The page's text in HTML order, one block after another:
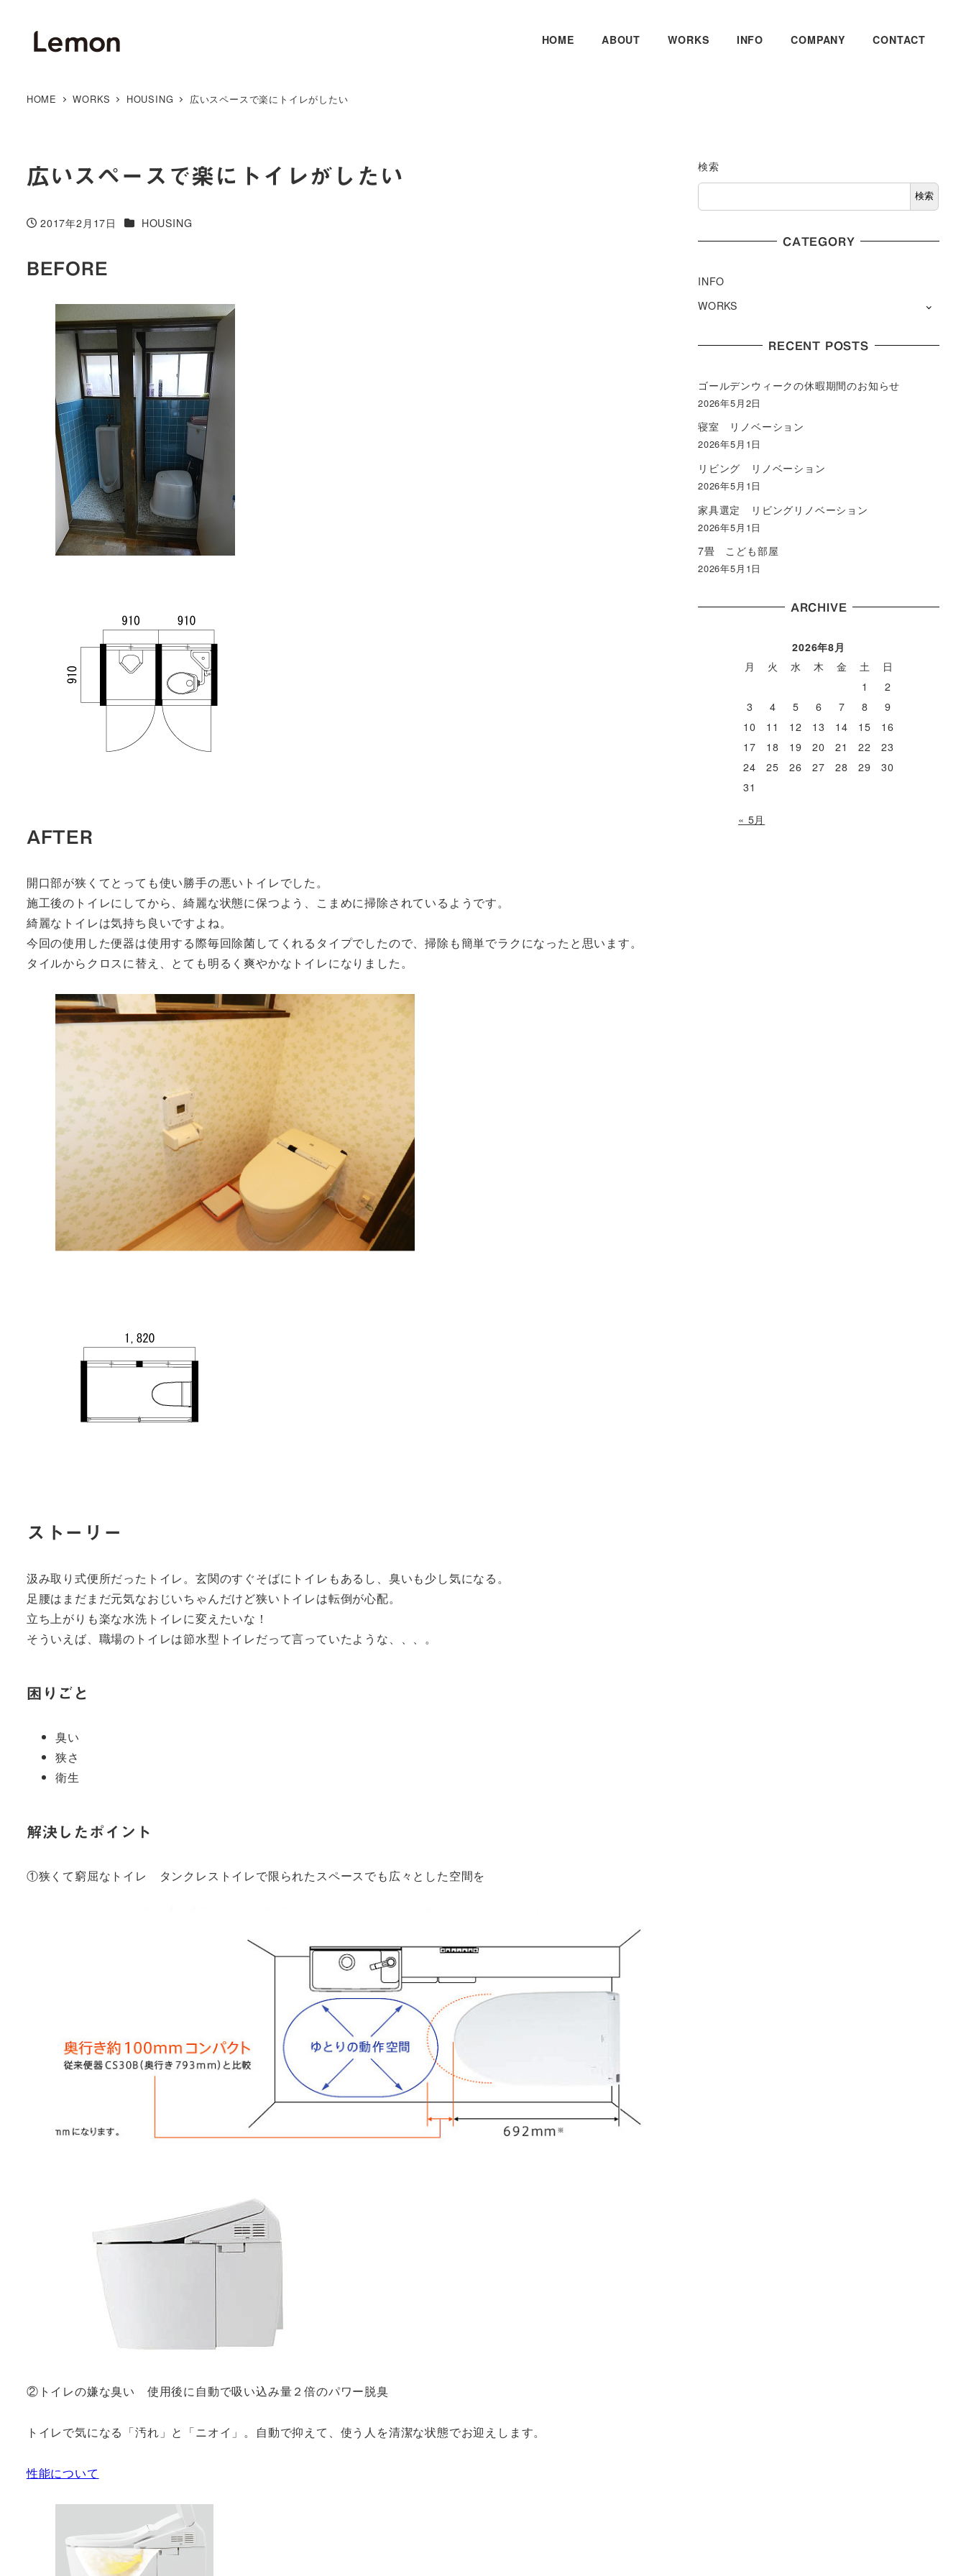
HOME ABOUT WORKS INFO COMPANY CONTACT
HOME WORKS HOUSING 広いスペースで楽にトイレがしたい
広いスペースで楽にトイレがしたい
投稿日
2017年2月17日 カテゴリー
HOUSING
BEFORE
AFTER
開口部が狭くてとっても使い勝手の悪いトイレでした。
施工後のトイレにしてから、綺麗な状態に保つよう、こまめに掃除されているようです。
綺麗なトイレは気持ち良いですよね。
今回の使用した便器は使用する際毎回除菌してくれるタイプでしたので、掃除も簡単でラクになったと思います。
タイルからクロスに替え、とても明るく爽やかなトイレになりました。
ストーリー
汲み取り式便所だったトイレ。玄関のすぐそばにトイレもあるし、臭いも少し気になる。
足腰はまだまだ元気なおじいちゃんだけど狭いトイレは転倒が心配。
立ち上がりも楽な水洗トイレに変えたいな！
そういえば、職場のトイレは節水型トイレだって言っていたような、、、。
困りごと
臭い
狭さ
衛生
解決したポイント
①狭くて窮屈なトイレ タンクレストイレで限られたスペースでも広々とした空間を
②トイレの嫌な臭い 使用後に自動で吸い込み量２倍のパワー脱臭
トイレで気になる「汚れ」と「ニオイ」。自動で抑えて、使う人を清潔な状態でお迎えします。
性能について
検索
検索
CATEGORY
INFO
WORKS
RECENT POSTS
ゴールデンウィークの休暇期間のお知らせ
2026年5月2日
寝室 リノベーション
2026年5月1日
リビング リノベーション
2026年5月1日
家具選定 リビングリノベーション
2026年5月1日
7畳 こども部屋
2026年5月1日
ARCHIVE
2026年8月
月
火 水 木 金 土
日
1
2
3
4 5 6 7 8
9
10
11 12 13 14 15
16
17
18 19 20 21 22
23
24
25 26 27 28 29
30
31
« 5月